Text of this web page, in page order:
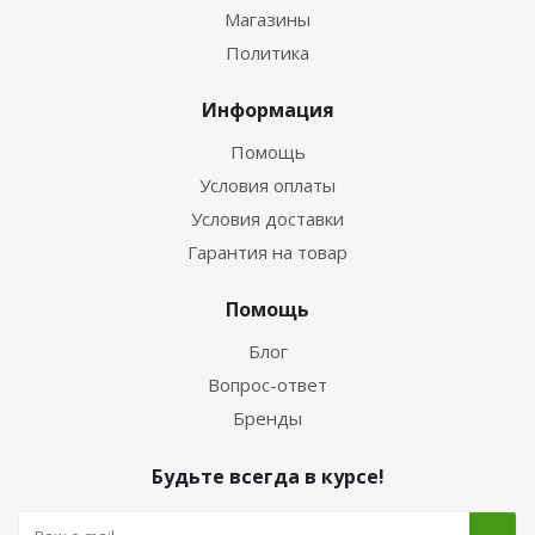
Магазины
Политика
Информация
Помощь
Условия оплаты
Условия доставки
Гарантия на товар
Помощь
Блог
Вопрос-ответ
Бренды
Будьте всегда в курсе!